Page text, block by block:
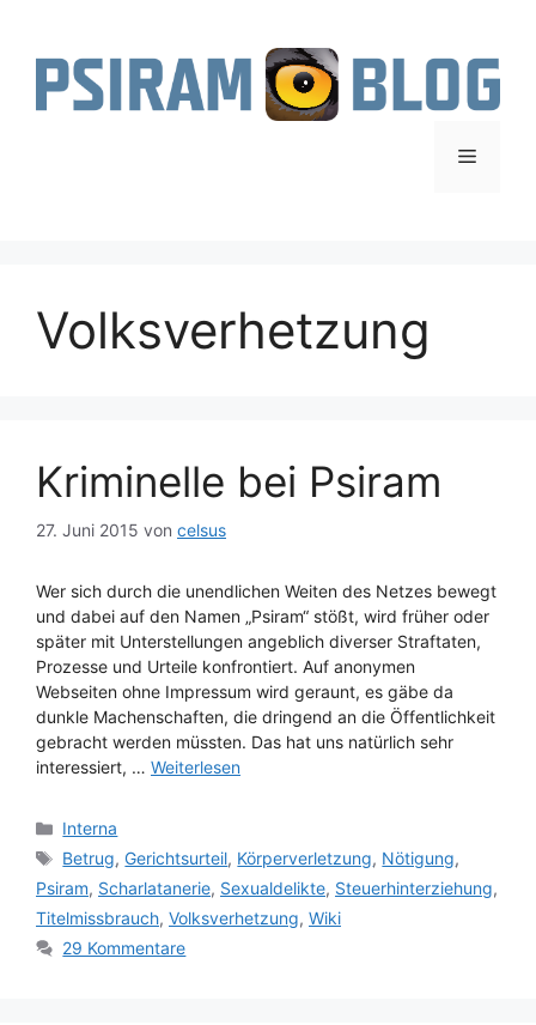
springen
Menü
Volksverhetzung
Kriminelle bei Psiram
27. Juni 2015 von celsus
Wer sich durch die unendlichen Weiten des Netzes bewegt
und dabei auf den Namen „Psiram“ stößt, wird früher oder
später mit Unterstellungen angeblich diverser Straftaten,
Prozesse und Urteile konfrontiert. Auf anonymen
Webseiten ohne Impressum wird geraunt, es gäbe da
dunkle Machenschaften, die dringend an die Öffentlichkeit
gebracht werden müssten. Das hat uns natürlich sehr
interessiert, … Weiterlesen
Kategorien
Interna
Schlagwörter
Betrug,Gerichtsurteil, Körperverletzung, Nötigung,
Psiram, Scharlatanerie, Sexualdelikte, Steuerhinterziehung,
Titelmissbrauch, Volksverhetzung, Wiki
29 Kommentare